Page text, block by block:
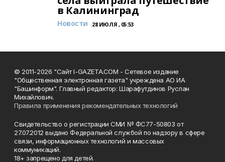
в Калининград
Новости 28 ИЮЛЯ , 05:53
© 2011-2026 "Сайт I-GAZETA.COM - Сетевое издание
"Общественная электронная газета" учреждена АО ИА
"Башинформ". Главный редактор: Шарафутдинов Руслан
Михайлович.
Правила применения рекомендательных технологий
Свидетельство о регистрации СМИ № ФС77-50803 от
27.07.2012 выдано Федеральной службой по надзору в сфере
связи, информационных технологий и массовых
коммуникаций.
18+ запрещено для детей.